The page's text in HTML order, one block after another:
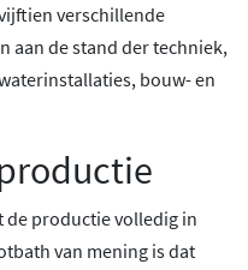
verschillende
aan de stand der techniek,
bouw- en
productie volledig in
van mening is dat